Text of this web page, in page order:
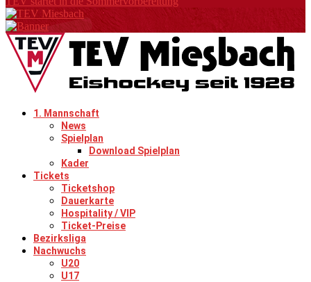
1. Mannschaft
News
Spielplan
Download Spielplan
Kader
Tickets
Ticketshop
Dauerkarte
Hospitality / VIP
Ticket-Preise
Bezirksliga
Nachwuchs
U20
U17